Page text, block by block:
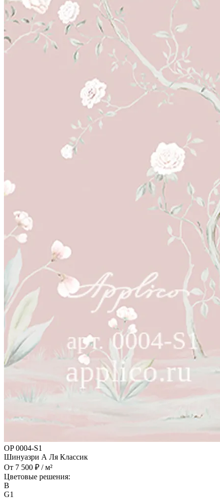
OP 0004-S1
Шинуазри А Ля Классик
От 7 500 ₽ / м²
Цветовые решения:
B
G1